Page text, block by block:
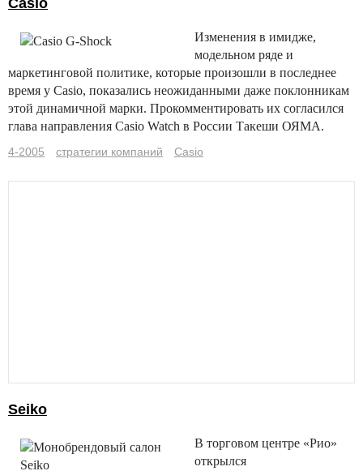
Casio
Изменения в имидже,
модельном ряде и
маркетинговой политике, которые произошли в последнее
время у Casio, показались неожиданными даже поклонникам
этой динамичной марки. Прокомментировать их согласился
глава направления Casio Watch в России Такеши ОЯМА.
4-2005 стратегии компаний Casio
Seiko
В торговом центре «Рио»
открылся